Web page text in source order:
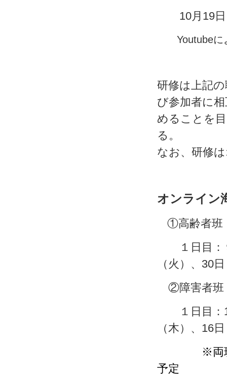
10月19日
Youtube
研修は上記
び参加者に
めることを
なお、研修
オンライン
①高齢者班
１日目：
（火）、30
②障害者班
１日目：
（木）、16
※両
予定